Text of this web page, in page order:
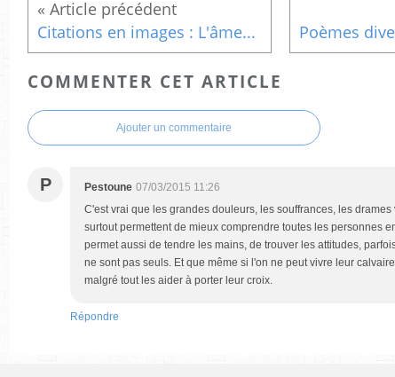
Citations en images : L'âme...
COMMENTER CET ARTICLE
Ajouter un commentaire
P Pestoune 07/03/2015 11:26
C'est vrai que les grandes douleurs, les souffrances, les
surtout permettent de mieux comprendre toutes les personnes
permet aussi de tendre les mains, de trouver les attitudes,
ne sont pas seuls. Et que même si l'on ne peut vivre leur
malgré tout les aider à porter leur croix.
Répondre